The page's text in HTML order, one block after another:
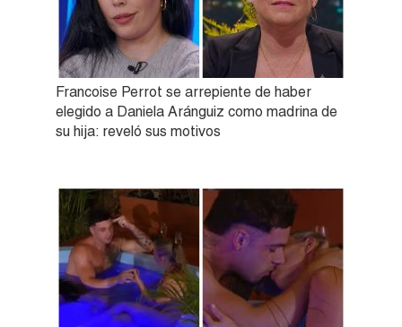
Francoise Perrot se arrepiente de haber
elegido a Daniela Aránguiz como madrina de
su hija: reveló sus motivos